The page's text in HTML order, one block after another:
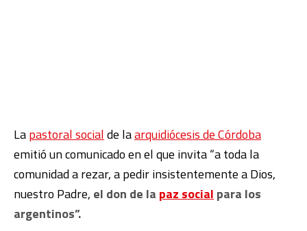
Lapastoral socialde laarquidiócesis de Córdoba
emitió un comunicado en el que invita “a toda la
comunidad a rezar, a pedir insistentemente a Dios,
nuestro Padre, el don de la paz social para los
argentinos”.